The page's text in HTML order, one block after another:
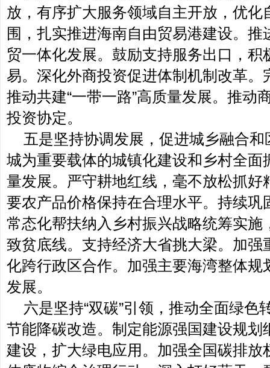
放，有序扩大服务领域自主开放，优化
围，扎实推进海南自由贸易港建设。
贸一体化发展。鼓励支持服务出口，
易。深化外商投资促进体制机制改革。
推动共建“一带一路”高质量发展。推动
投资协定。
五是坚持协调发展，促进城乡融合
城为重要载体的城镇化建设和乡村全面
量发展。严守耕地红线，毫不放松抓好
要农产品价格保持在合理水平。持续巩
常态化帮扶纳入乡村振兴战略统筹实施
致贫底线。支持经济大省挑大梁。加强
化跨行政区合作。加强主要海湾整体规
发展。
六是坚持“双碳”引领，推动全面绿色
节能降碳改造。制定能源强国建设规划
建设，扩大绿电应用。加强全国碳排放